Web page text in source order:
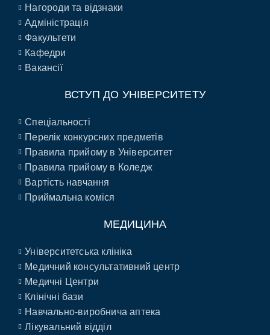
Нагороди та відзнаки
Адміністрація
Факультети
Кафедри
Вакансії
ВСТУП ДО УНІВЕРСИТЕТУ
Спеціальності
Перелік конкурсних предметів
Правила прийому в Університет
Правила прийому в Коледж
Вартість навчання
Приймальна коміся
МЕДИЦИНА
Університетська клініка
Медичний консультативний центр
Медичні Центри
Клінічні бази
Навчально-виробнича аптека
Лікувальний відділ